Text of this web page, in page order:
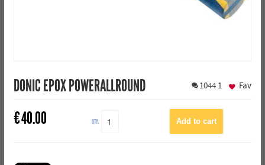
DONIC EPOX POWERALLROUND 1044 1
€40.00 QTY:
Fav